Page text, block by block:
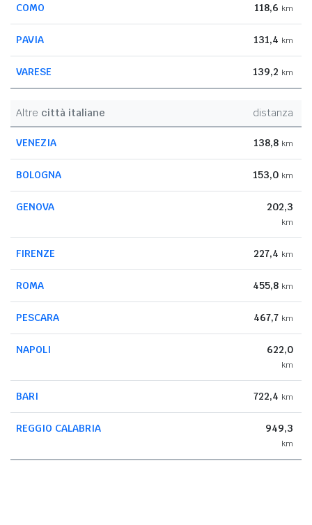
COMO 118,6 km
PAVIA 131,4 km
VARESE 139,2 km
Altre città italiane distanza
VENEZIA 138,8 km
BOLOGNA 153,0 km
GENOVA 202,3
km
FIRENZE 227,4 km
ROMA 455,8 km
PESCARA 467,7 km
NAPOLI 622,0
km
BARI 722,4 km
REGGIO CALABRIA 949,3
km